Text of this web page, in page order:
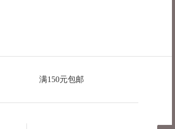
满150元包邮